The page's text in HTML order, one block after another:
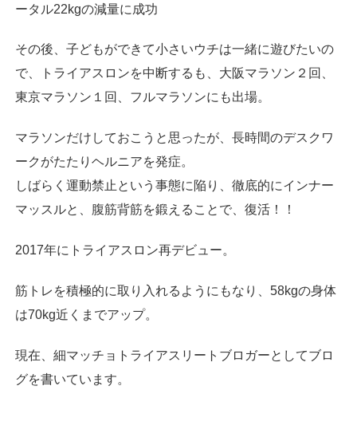
ータル22kgの減量に成功
その後、子どもができて小さいウチは一緒に遊びたいの
で、トライアスロンを中断するも、大阪マラソン２回、
東京マラソン１回、フルマラソンにも出場。
マラソンだけしておこうと思ったが、長時間のデスクワ
ークがたたりヘルニアを発症。
しばらく運動禁止という事態に陥り、徹底的にインナー
マッスルと、腹筋背筋を鍛えることで、復活！！
2017年にトライアスロン再デビュー。
筋トレを積極的に取り入れるようにもなり、58kgの身体
は70kg近くまでアップ。
現在、細マッチョトライアスリートブロガーとしてブロ
グを書いています。